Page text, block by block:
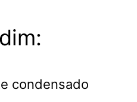
condensado